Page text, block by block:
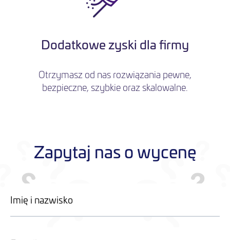
Dodatkowe zyski dla firmy
Otrzymasz od nas rozwiązania pewne,
bezpieczne, szybkie oraz skalowalne.
Zapytaj nas o wycenę